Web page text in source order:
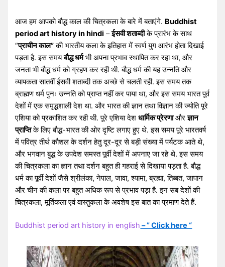
आज हम आपको बौद्ध काल की चित्रकला के बारे में बताएंगे. Buddhist
period art history in hindi –ईसवी शताब्दीके प्रारंभ के साथ
“प्राचीन काल”की भारतीय कला के इतिहास में स्वर्ण युग आरंभ होता दिखाई
पड़ता है. इस समयबौद्ध धर्मभी अपना प्रभाव स्थापित कर रहा था, और
जनता भी बौद्ध धर्म को ग्रहण कर रही थी. बौद्ध धर्म की यह उन्नति और
व्यापकता सातवीं ईसवी शताब्दी तक अच्छे से चलती रही. इस समय तक
ब्राह्मण धर्म पुनः उन्नति को प्राप्त नहीं कर पाया था, और इस समय भारत पूर्व
देशों में एक समृद्धशाली देश था. और भारत की ज्ञान तथा विज्ञान की ज्योति पूरे
एशिया को प्रकाशित कर रही थी. पूरे एशिया देशधार्मिक प्रेरणाऔरज्ञान
प्राप्तिके लिए बौद्ध-भारत की ओर दृष्टि लगाए हुए थे. इस समय पूरे भारतवर्ष
में पवित्र तीर्थ कौशल के दर्शन हेतु दूर-दूर से बड़ी संख्या में पर्यटक आते थे,
और भगवान बुद्ध के उपदेश समस्त पूर्वी देशों में अपनाए जा रहे थे. इस समय
की चित्रकला का ज्ञान तथा दर्शन बहुत ही गहराई से दिखाया पड़ता है. बौद्ध
धर्म का पूर्वी देशों जैसे श्रीलंका, नेपाल, जावा, श्यामा, ब्रह्मा, तिब्बत, जापान
और चीन की कला पर बहुत अधिक रूप से प्रभाव पड़ा है. इन सब देशों की
चित्रकला, मूर्तिकला एवं वास्तुकला के अवशेष इस बात का प्रमाण देते हैं.
Buddhist period art history in english – ” Click here “